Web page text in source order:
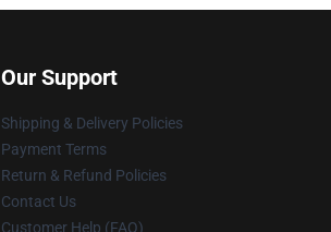
Our Support
Shipping & Delivery Policies
Payment Terms
Return & Refund Policies
Contact Us
Customer Help (FAQ)